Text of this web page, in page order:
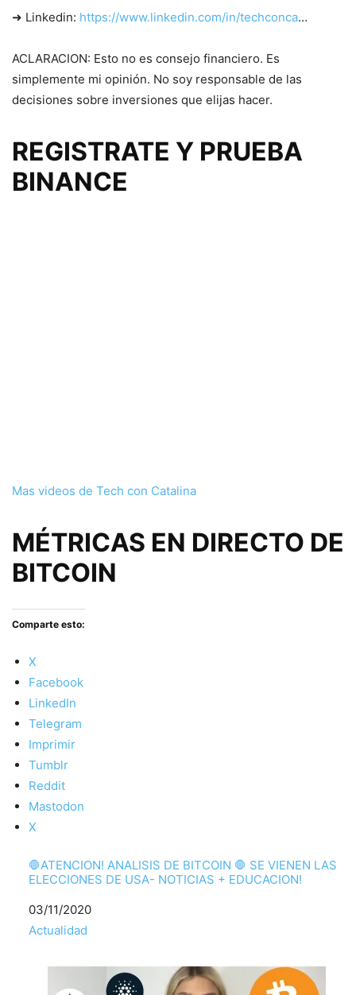
➜ Linkedin: https://www.linkedin.com/in/techconca…
ACLARACION: Esto no es consejo financiero. Es
simplemente mi opinión. No soy responsable de las
decisiones sobre inversiones que elijas hacer.
REGISTRATE Y PRUEBA
BINANCE
Mas videos de Tech con Catalina
MÉTRICAS EN DIRECTO DE
BITCOIN
Comparte esto:
X
Facebook
LinkedIn
Telegram
Imprimir
Tumblr
Reddit
Mastodon
X
🛑ATENCION! ANALISIS DE BITCOIN 🛑 SE VIENEN LAS
ELECCIONES DE USA- NOTICIAS + EDUCACION!
Fecha
03/11/2020
Respecto a
Actualidad